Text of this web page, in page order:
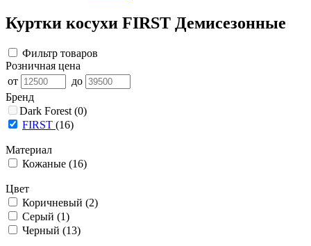
Куртки косухи FIRST Демисезонные
Фильтр товаров
Розничная цена
от
до
Бренд
Dark Forest (0)
FIRST (16)
Материал
Кожаные (16)
Цвет
Коричневый (2)
Серый (1)
Черный (13)